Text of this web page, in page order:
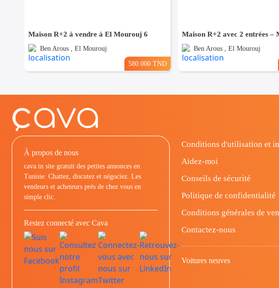
Maison R+2 à vendre à El Mourouj 6
Ben Arous , El Mourouj
580.000 TND
Maison R+2 avec 2 entrées –
Ben Arous , El Mourouj
À propos de nous
cava.tn site gratuit des petites annonces en
Tunisie: Chattez, discutez et négociez. Les
vendeurs et acheteurs prés de chez vous en
simple clic.
Restez connecté avec Cava
Conditions d'utilisation et
Aidez-moi
Conseils de sécurité
Politique de confidentialité
Conditions générales de
Contactez-nous
Voitures neuves